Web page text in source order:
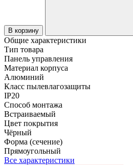
В корзину
Общие характеристики
Тип товара
Панель управления
Материал корпуса
Алюминий
Класс пылевлагозащиты
IP20
Способ монтажа
Встраиваемый
Цвет покрытия
Чёрный
Форма (сечение)
Прямоугольный
Все характеристики